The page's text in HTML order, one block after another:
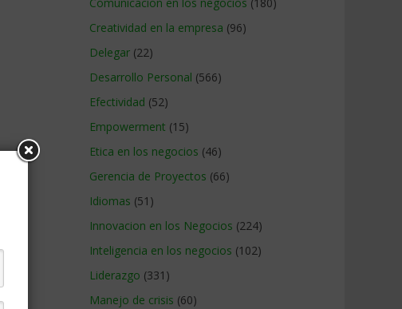
Creatividad en la empresa (96)
Delegar (22)
Desarrollo Personal (566)
Efectividad (52)
Empowerment (15)
Etica en los negocios (46)
Gerencia de Proyectos (66)
Idiomas (51)
Innovacion en los Negocios (224)
Inteligencia en los negocios (102)
Liderazgo (331)
Manejo de crisis (60)